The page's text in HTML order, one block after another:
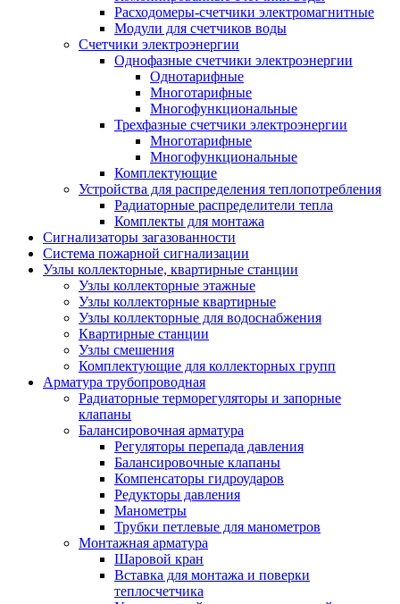
Расходомеры-счетчики электромагнитные
Модули для счетчиков воды
Счетчики электроэнергии
Однофазные счетчики электроэнергии
Однотарифные
Многотарифные
Многофункциональные
Трехфазные счетчики электроэнергии
Многотарифные
Многофункциональные
Комплектующие
Устройства для распределения теплопотребления
Радиаторные распределители тепла
Комплекты для монтажа
Сигнализаторы загазованности
Система пожарной сигнализации
Узлы коллекторные, квартирные станции
Узлы коллекторные этажные
Узлы коллекторные квартирные
Узлы коллекторные для водоснабжения
Квартирные станции
Узлы смешения
Комплектующие для коллекторных групп
Арматура трубопроводная
Радиаторные терморегуляторы и запорные
клапаны
Балансировочная арматура
Регуляторы перепада давления
Балансировочные клапаны
Компенсаторы гидроударов
Редукторы давления
Манометры
Трубки петлевые для манометров
Монтажная арматура
Шаровой кран
Вставка для монтажа и поверки
теплосчетчика